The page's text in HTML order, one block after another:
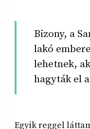
Bizony, a
lakó
lehetnek,
hagyták el
Egyik reggel